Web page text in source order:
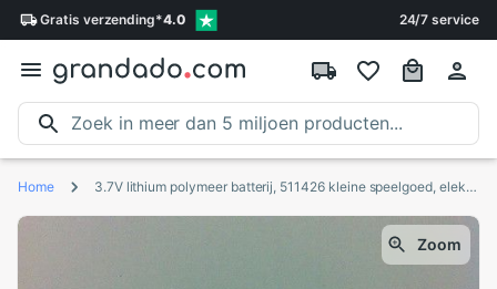
Gratis verzending*4.0 24/7 service
Home 3.7V lithium polymeer batterij, 511426 kleine speelgoed, elektronische horloge, Bluetooth, 120MAH Oplaadbare Li-Ion Cel
Zoom